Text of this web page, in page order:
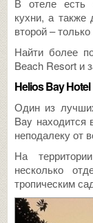
В отеле есть
кухни, а также
второй –
Найти более
Beach Resort и
Helios Bay Hotel
Один из
Bay находится
неподалеку от
На
несколько
тропическим